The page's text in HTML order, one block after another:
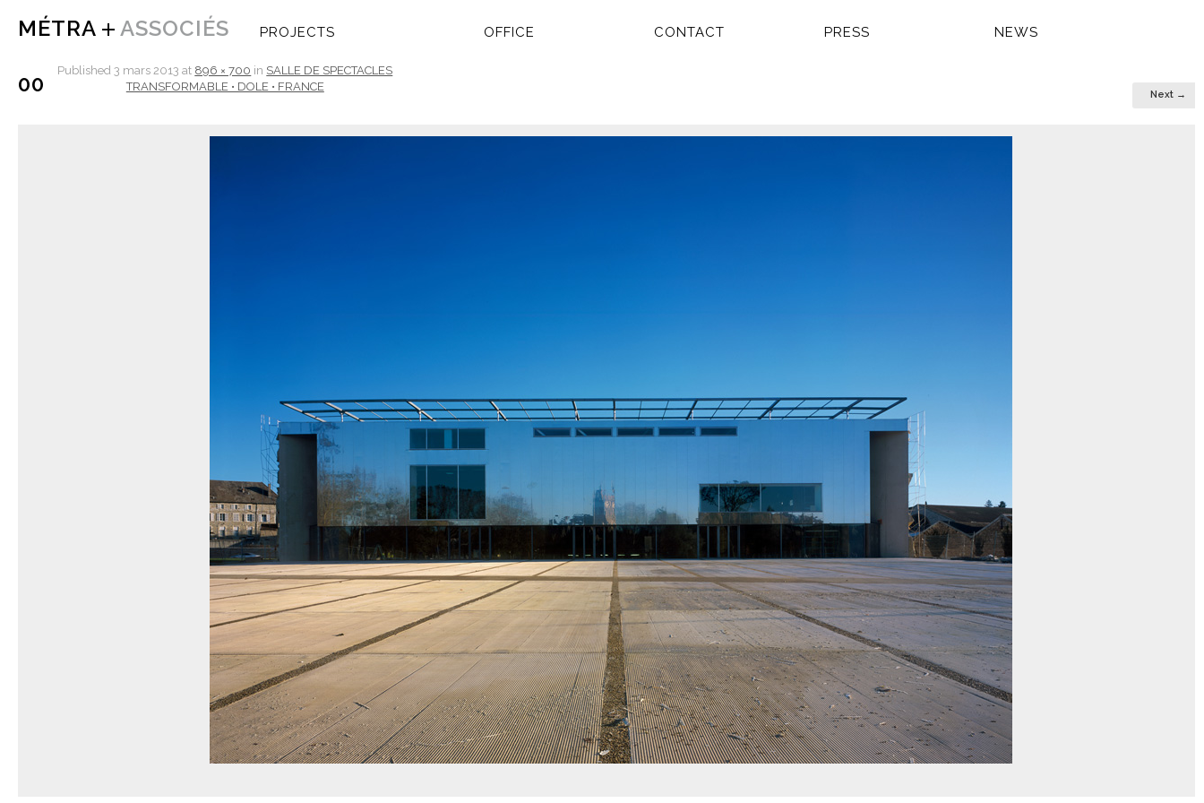
MÉTRA ASSOCIÉS PROJECTS OFFICE CONTACT PRESS NEWS
00 Published3 mars 2013 at 896 × 700 in SALLE DE SPECTACLES
TRANSFORMABLE • DOLE • FRANCE
Next →